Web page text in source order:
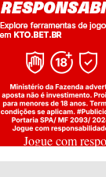
Jogue com